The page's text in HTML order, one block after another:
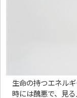
生命の持つエネル
時には醜悪で、見